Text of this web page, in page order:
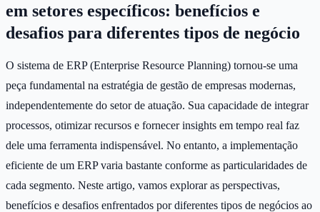
em setores específicos: benefícios e
desafios para diferentes tipos de negócio
O sistema de ERP (Enterprise Resource Planning) tornou-se uma
peça fundamental na estratégia de gestão de empresas modernas,
independentemente do setor de atuação. Sua capacidade de integrar
processos, otimizar recursos e fornecer insights em tempo real faz
dele uma ferramenta indispensável. No entanto, a implementação
eficiente de um ERP varia bastante conforme as particularidades de
cada segmento. Neste artigo, vamos explorar as perspectivas,
benefícios e desafios enfrentados por diferentes tipos de negócios ao